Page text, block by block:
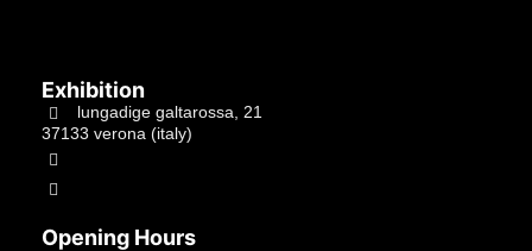
Exhibition
lungadige galtarossa, 21
37133 verona (italy)
Opening Hours